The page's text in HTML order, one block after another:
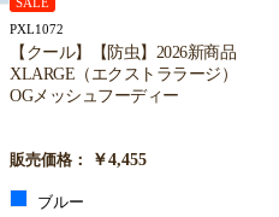
SALE
PXL1072
【クール】【防虫】2026新商品
XLARGE（エクストララージ）
OGメッシュフーディー
販売価格： ￥4,455
ブルー